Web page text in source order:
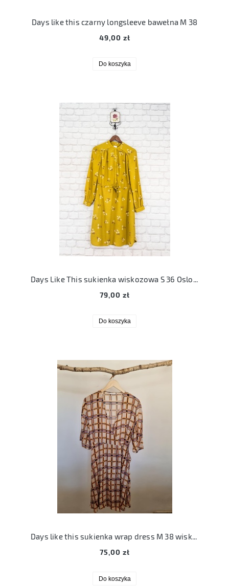
Days like this czarny longsleeve bawełna M 38
49,00 zł
Do koszyka
Days Like This sukienka wiskozowa S 36 Oslo dd skillebekk dress yellow
79,00 zł
Do koszyka
Days like this sukienka wrap dress M 38 wiskozowa
75,00 zł
Do koszyka